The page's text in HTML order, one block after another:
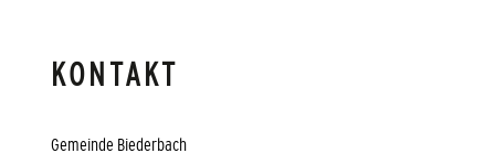
KONTAKT
Gemeinde Biederbach